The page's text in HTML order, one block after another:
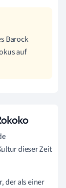
Barock
auf
dieser Zeit
der als einer